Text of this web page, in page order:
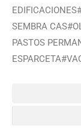
SEMBRA
PASTOS